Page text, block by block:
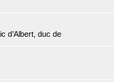
d’Albert, duc de